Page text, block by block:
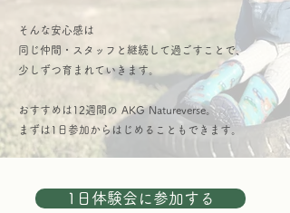
そんな安心感は
同じ仲間・スタッフと継続して過ごすことで、
少しずつ育まれていきます。
おすすめは12週間の AKG Natureverse。
​まずは1日参加からはじめることもできます。
1日体験会に参加する